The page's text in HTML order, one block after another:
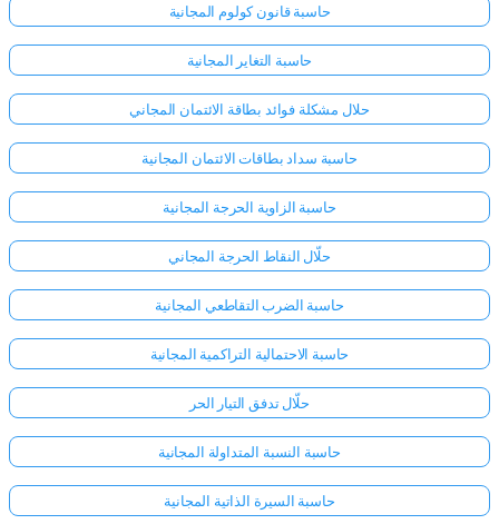
حاسبة قانون كولوم المجانية
حاسبة التغاير المجانية
حلال مشكلة فوائد بطاقة الائتمان المجاني
حاسبة سداد بطاقات الائتمان المجانية
حاسبة الزاوية الحرجة المجانية
حلّال النقاط الحرجة المجاني
حاسبة الضرب التقاطعي المجانية
حاسبة الاحتمالية التراكمية المجانية
حلّال تدفق التيار الحر
حاسبة النسبة المتداولة المجانية
حاسبة السيرة الذاتية المجانية